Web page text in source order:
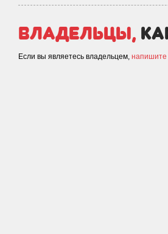
Владельцы,
Если вы являетесь владельцем,